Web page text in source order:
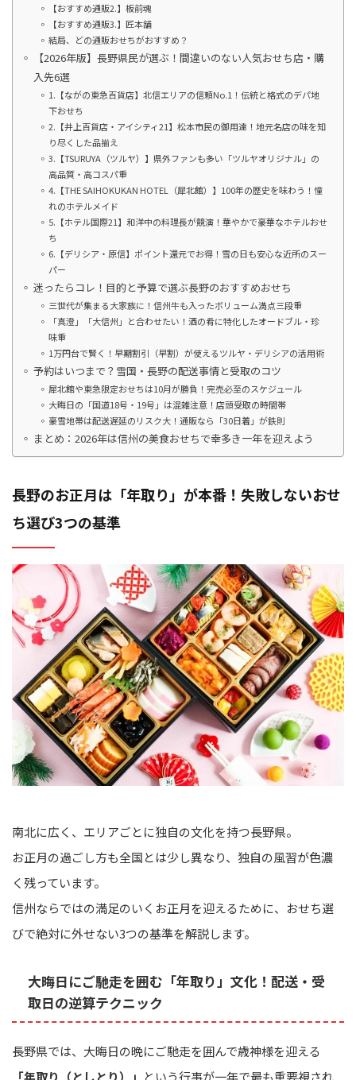
【おすすめ通販2.】板前魂
【おすすめ通販3.】匠本舗
結局、どの通販おせちがおすすめ？
【2026年版】長野県民が選ぶ！間違いのない人気おせち店・購
入先6選
1.【ながの東急百貨店】北信エリアの信頼No.1！伝統と格式のデパ地
下おせち
2.【井上百貨店・アイシティ21】松本市民の御用達！地元名店の味を知
り尽くした品揃え
3.【TSURUYA（ツルヤ）】県外ファンも多い「ツルヤオリジナル」の
高品質・高コスパ重
4.【THE SAIHOKUKAN HOTEL（犀北館）】100年の歴史を味わう！憧
れのホテルメイド
5.【ホテル国際21】和洋中の料理長が競演！華やかで豪華なホテルおせ
ち
6.【デリシア・原信】ポイント還元でお得！雪の日も安心な近所のスー
パー
迷ったらコレ！目的と予算で選ぶ長野のおすすめおせち
三世代が集まる大家族に！信州牛も入ったボリューム満点三段重
「真澄」「大信州」と合わせたい！酒の肴に特化したオードブル・珍
味重
1万円台で賢く！早期割引（早割）が使えるツルヤ・デリシアの活用術
予約はいつまで？雪国・長野の配送事情と受取のコツ
犀北館や東急限定おせちは10月が勝負！完売必至のスケジュール
大晦日の「国道18号・19号」は混雑注意！店頭受取の時間帯
豪雪地帯は配送遅延のリスク大！通販なら「30日着」が鉄則
まとめ：2026年は信州の美食おせちで幸多き一年を迎えよう
長野のお正月は「年取り」が本番！失敗しないおせ
ち選び3つの基準
南北に広く、エリアごとに独自の文化を持つ長野県。
お正月の過ごし方も全国とは少し異なり、独自の風習が色濃
く残っています。
信州ならではの満足のいくお正月を迎えるために、おせち選
びで絶対に外せない3つの基準を解説します。
大晦日にご馳走を囲む「年取り」文化！配送・受
取日の逆算テクニック
長野県では、大晦日の晩にご馳走を囲んで歳神様を迎える
「年取り（としとり）」 という行事が一年で最も重要視され